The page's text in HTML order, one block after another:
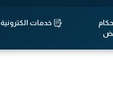
خدمات الكترونية